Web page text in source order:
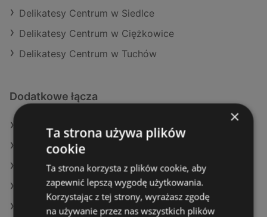
Delikatesy Centrum w Siedlce
Delikatesy Centrum w Ciężkowice
Delikatesy Centrum w Tuchów
Dodatkowe łącza
Oferty Delikatesy Centrum
Oferty POLOmarket
Oferty Dealz
Aktualne gazetki Makro
Aktualne gazetki POLOmarket
×
Ta strona używa plików
cookie
Ta strona korzysta z plików cookie, aby
zapewnić lepszą wygodę użytkowania.
Korzystając z tej strony, wyrażasz zgodę
na używanie przez nas wszystkich plików